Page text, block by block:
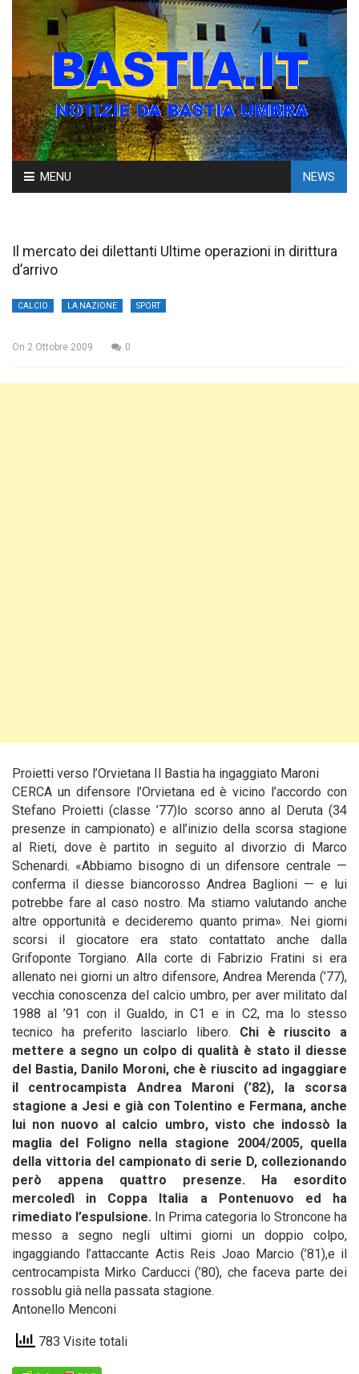
Skip
to
MENU NEWS
Il mercato dei dilettanti Ultime operazioni in dirittura
d’arrivo
CALCIO LA NAZIONE SPORT
On 2 Ottobre 2009 0
Proietti verso l’Orvietana Il Bastia ha ingaggiato Maroni
CERCA un difensore l’Orvietana ed è vicino l’accordo con
Stefano Proietti (classe ’77)lo scorso anno al Deruta (34
presenze in campionato) e all’inizio della scorsa stagione
al Rieti, dove è partito in seguito al divorzio di Marco
Schenardi. «Abbiamo bisogno di un difensore centrale —
conferma il diesse biancorosso Andrea Baglioni — e lui
potrebbe fare al caso nostro. Ma stiamo valutando anche
altre opportunità e decideremo quanto prima». Nei giorni
scorsi il giocatore era stato contattato anche dalla
Grifoponte Torgiano. Alla corte di Fabrizio Fratini si era
allenato nei giorni un altro difensore, Andrea Merenda (’77),
vecchia conoscenza del calcio umbro, per aver militato dal
1988 al ’91 con il Gualdo, in C1 e in C2, ma lo stesso
tecnico ha preferito lasciarlo libero. Chi è riuscito a
mettere a segno un colpo di qualità è stato il diesse
del Bastia, Danilo Moroni, che è riuscito ad ingaggiare
il centrocampista Andrea Maroni (’82), la scorsa
stagione a Jesi e già con Tolentino e Fermana, anche
lui non nuovo al calcio umbro, visto che indossò la
maglia del Foligno nella stagione 2004/2005, quella
della vittoria del campionato di serie D, collezionando
però appena quattro presenze. Ha esordito
mercoledì in Coppa Italia a Pontenuovo ed ha
rimediato l’espulsione. In Prima categoria lo Stroncone ha
messo a segno negli ultimi giorni un doppio colpo,
ingaggiando l’attaccante Actis Reis Joao Marcio (’81),e il
centrocampista Mirko Carducci (’80), che faceva parte dei
rossoblu già nella passata stagione.
Antonello Menconi
783 Visite totali